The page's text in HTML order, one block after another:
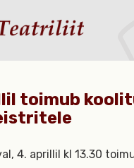
toimub
4. aprillil kl 13.30